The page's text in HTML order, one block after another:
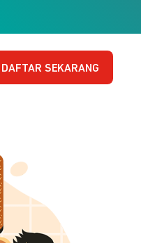
DAFTAR SEKARANG